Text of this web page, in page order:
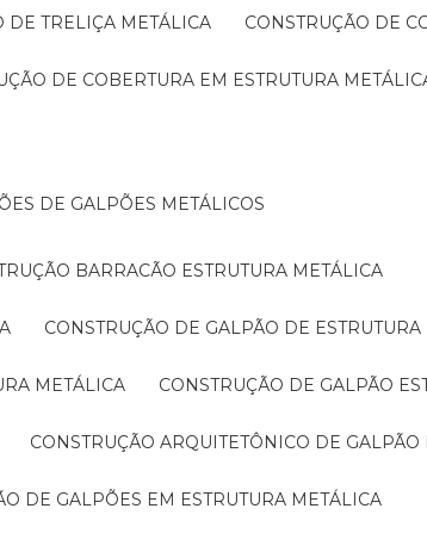
DE TRELIÇA METÁLICA CONSTRUÇÃO DE
DE COBERTURA EM ESTRUTURA
DE GALPÕES METÁLICOS
BARRACÃO ESTRUTURA METÁLICA
CONSTRUÇÃO DE GALPÃO DE
METÁLICA CONSTRUÇÃO DE GALPÃO
CONSTRUÇÃO ARQUITETÔNICO DE
DE GALPÕES EM ESTRUTURA METÁLICA